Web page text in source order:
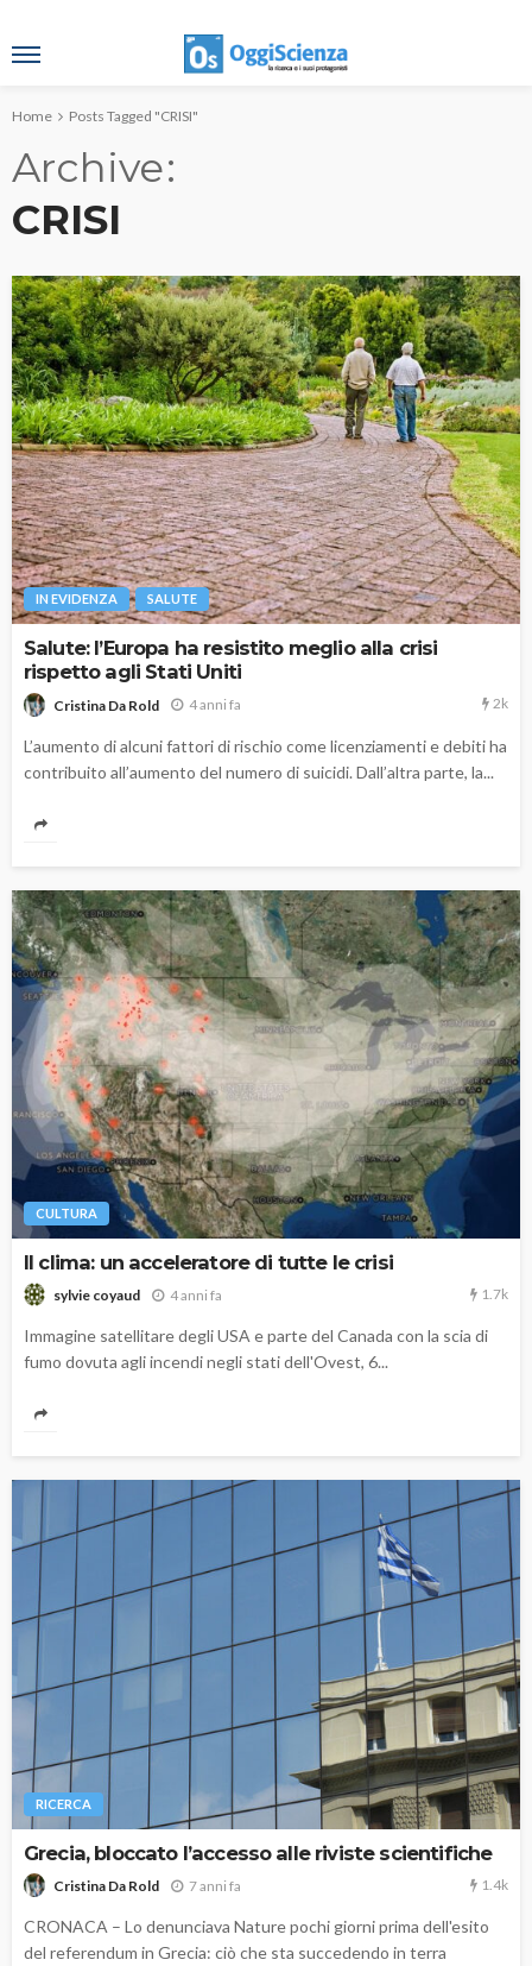
Home Posts Tagged "CRISI"
Archive
CRISI
IN EVIDENZA SALUTE
Salute: l’Europa ha resistito meglio alla crisi
rispetto agli Stati Uniti
Cristina Da Rold 4 anni fa 2k
L’aumento di alcuni fattori di rischio come licenziamenti e debiti ha
contribuito all’aumento del numero di suicidi. Dall’altra parte, la...
CULTURA
Il clima: un acceleratore di tutte le crisi
sylvie coyaud 4 anni fa 1.7k
Immagine satellitare degli USA e parte del Canada con la scia di
fumo dovuta agli incendi negli stati dell'Ovest, 6...
RICERCA
Grecia, bloccato l’accesso alle riviste scientifiche
Cristina Da Rold 7 anni fa 1.4k
CRONACA – Lo denunciava Nature pochi giorni prima dell'esito
del referendum in Grecia: ciò che sta succedendo in terra